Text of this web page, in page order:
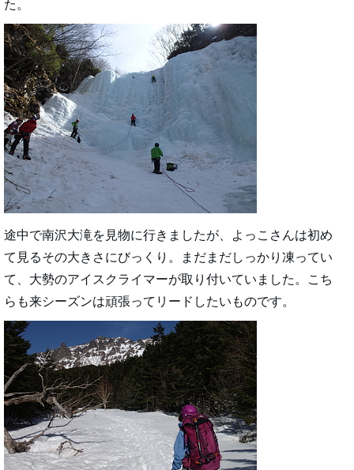
た。
途中で南沢大滝を見物に行きましたが、よっこさんは初め
て見るその大きさにびっくり。まだまだしっかり凍ってい
て、大勢のアイスクライマーが取り付いていました。こち
らも来シーズンは頑張ってリードしたいものです。